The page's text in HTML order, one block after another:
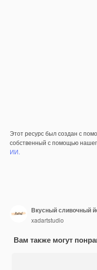
Этот ресурс был создан с
собственный с помощью
ИИ.
xadartstudio
Вам также могут